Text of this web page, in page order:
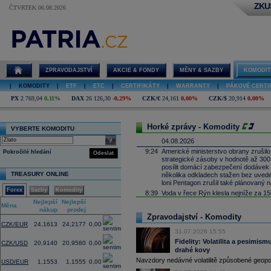
ČTVRTEK 06.08.2026
online -
komoditní trhy
ZPRAVODAJSTVÍ AKCIE & FONDY MĚNY & SAZBY
KOMODITY ETF ETC CERTIFIKÁTY WARRANTY PÁKOVÉ
PX 2 769,04 0,11% DAX 26 126,30 -0,29% CZK/€ 24,161 0,00% CZK/$ 20,914 0,00%
VYBERTE KOMODITU
select
Odeslat
Pokročilé hledání
TREASURY ONLINE
Forex Sazby Komodity
Měna
Nejlepší
nákup
Nejlepší
prodej
CZK/EUR 24,1613 24,2177 0,00
CZK/USD 20,9140 20,9580 0,00
USD/EUR 1,1553 1,1555 0,00
Horké zprávy - Komodity
04.08.2026
9:24 Americké ministerstvo obrany
strategické zásoby v hodnotě až
posílit domácí zabezpečení
několika odkladech stažen bez
loni Pentagon zrušil také plánovaný
8:39 Voda v řece Rýn klesla nejníže za
17:41 Ghanský parlament schválil zákon,
pokud bez souhlasu úřadů přemění
dnes agentura AP; zákon nyní čeká
13:41
Rumunská armáda dnes
dostat více vody k jaderné
kvůli nízké hladině řeky už minulý
Zpravodajství - Komodity
31.07.2026 15:55
Fidelity: Volatilita a
drahé kovy
Navzdory nedávné volatilitě způsobené